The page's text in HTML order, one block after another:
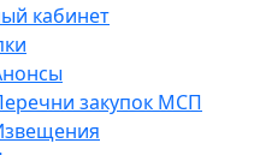
кабинет
закупок МСП